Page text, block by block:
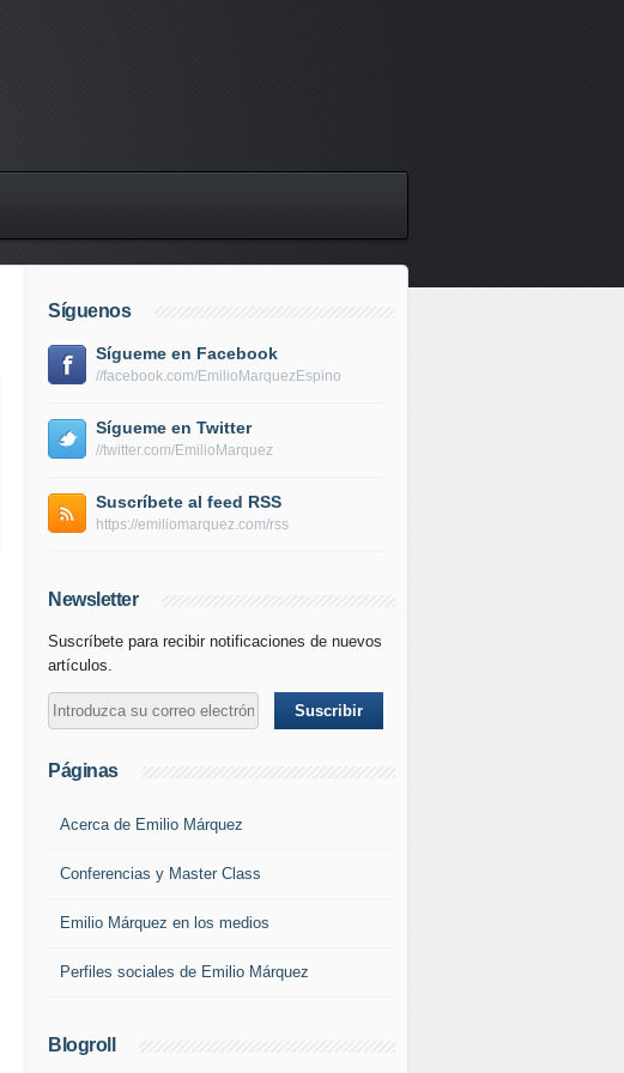
Síguenos
Sígueme en Facebook
//facebook.com/EmilioMarquezEspino
Sígueme en Twitter
//twitter.com/EmilioMarquez
Suscríbete al feed RSS
https://emiliomarquez.com/rss
Newsletter
Suscríbete para recibir notificaciones de nuevos
artículos.
Páginas
Acerca de Emilio Márquez
Conferencias y Master Class
Emilio Márquez en los medios
Perfiles sociales de Emilio Márquez
Blogroll